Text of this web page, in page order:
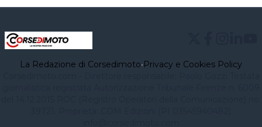
La Redazione di Corsedimoto•Privacy e Cookies Policy